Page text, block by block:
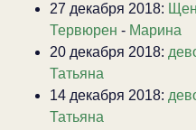
27 декабря 2018:
Тервюрен - Марина
20 декабря 2018:
Татьяна
14 декабря 2018:
Татьяна